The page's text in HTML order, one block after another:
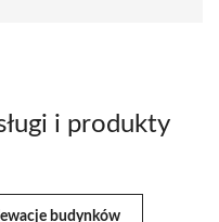
i produkty
budynków